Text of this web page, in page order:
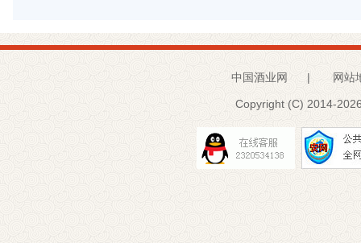
中国酒业网 | 网站
Copyright (C) 2014-